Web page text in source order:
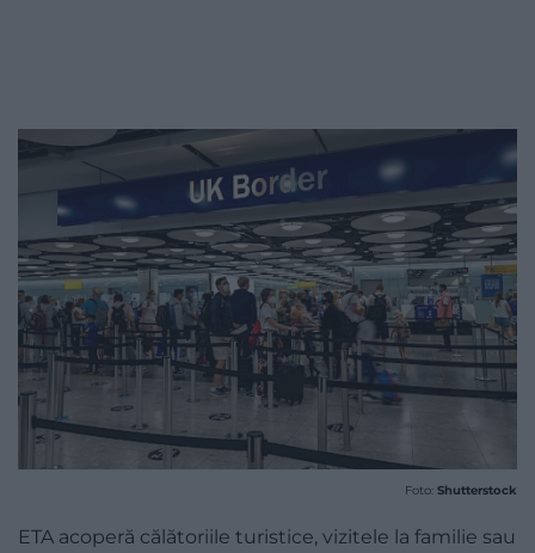
Foto: Shutterstock
ETA acoperă călătoriile turistice, vizitele la familie sau